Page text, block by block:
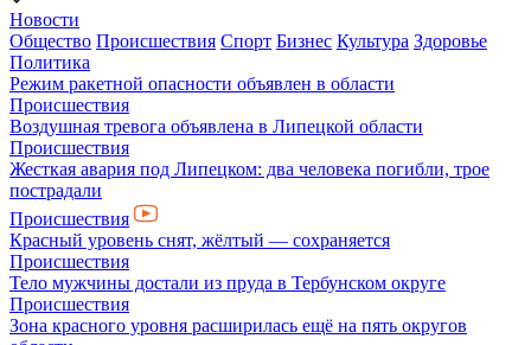
Новости
Общество Происшествия Спорт Бизнес Культура Здоровье
Политика
Режим ракетной опасности объявлен в области
Происшествия
Воздушная тревога объявлена в Липецкой области
Происшествия
Жесткая авария под Липецком: два человека погибли, трое
пострадали
Происшествия
Красный уровень снят, жёлтый — сохраняется
Происшествия
Тело мужчины достали из пруда в Тербунском округе
Происшествия
Зона красного уровня расширилась ещё на пять округов